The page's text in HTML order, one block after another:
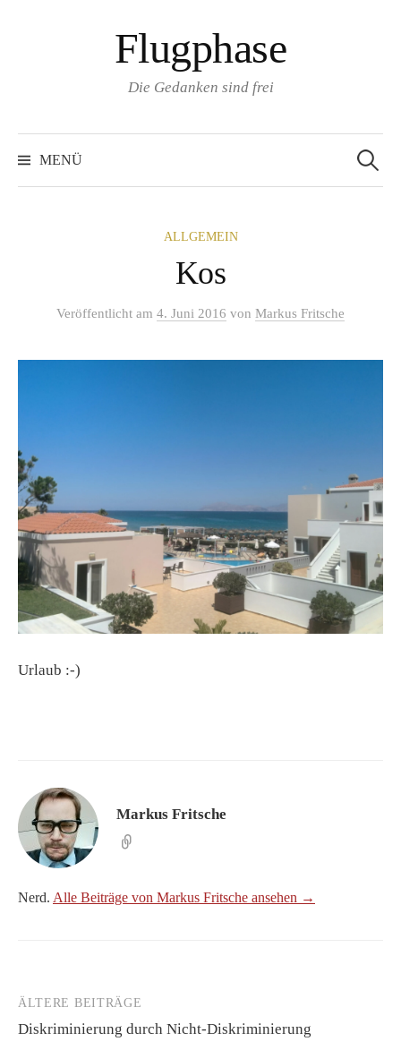
Flugphase
Die Gedanken sind frei
MENÜ
nach:
ALLGEMEIN
Kos
Veröffentlicht am 4. Juni 2016 von Markus Fritsche
Urlaub :-)
Markus Fritsche
Nerd. Alle Beiträge von Markus Fritsche ansehen →
Beitragsnavigation
ÄLTERE BEITRÄGE
Diskriminierung durch Nicht-Diskriminierung